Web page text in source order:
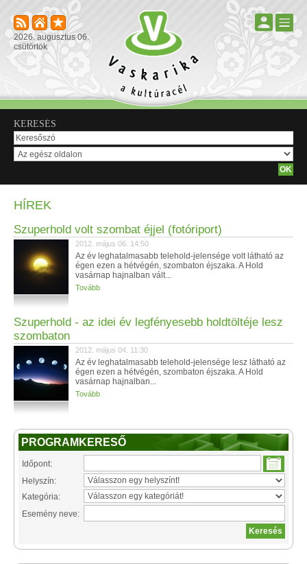
2026. augusztus 06.
csütörtök
KERESÉS
HÍREK
Szuperhold volt szombat éjjel (fotóriport)
2012. május 06. 14:50
Az év leghatalmasabb telehold-jelensége volt látható az
égen ezen a hétvégén, szombaton éjszaka. A Hold
vasárnap hajnalban vált...
Tovább
Szuperhold - az idei év legfényesebb holdtöltéje lesz
szombaton
2012. május 04. 11:30
Az év leghatalmasabb telehold-jelensége lesz látható az
égen ezen a hétvégén, szombaton éjszaka. A Hold
vasárnap hajnalban...
Tovább
PROGRAMKERESŐ
Időpont:
Helyszín:
Kategória:
Esemény neve: